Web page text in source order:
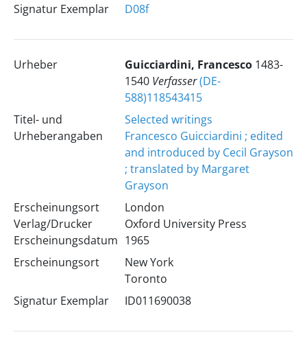
Signatur Exemplar
D08f
Urheber Guicciardini, Francesco 1483-
1540 Verfasser(DE-
588)118543415
Titel- und
Urheberangaben
Selected writings
Francesco Guicciardini ; edited
and introduced by Cecil Grayson
; translated by Margaret
Grayson
Erscheinungsort
Verlag/Drucker
Erscheinungsdatum
London
Oxford University Press
1965
Erscheinungsort
New York
Toronto
Signatur Exemplar
ID011690038